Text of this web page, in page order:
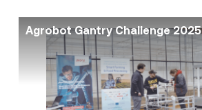
Agrobot Gantry Challenge 2025